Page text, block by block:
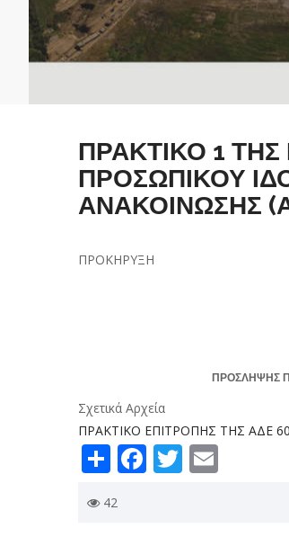
ΠΡΑΚΤΙΚΟ 1
ΠΡΟΣΩΠΙΚΟΥ
ΑΝΑΚΟΙΝΩΣΗΣ
ΠΡΟΚΗΡΥΞΗ
ΠΡΟΣΛΗΨΗΣ
Σχετικά Αρχεία
ΠΡΑΚΤΙΚΟ ΕΠΙΤΡΟΠΗΣ ΤΗΣ ΑΔΕ
ShareFacebook
Twitter
42